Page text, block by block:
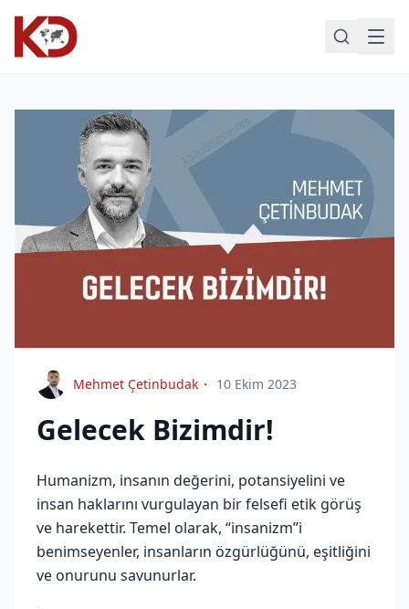
Mehmet Çetinbudak 10 Ekim 2023
Gelecek Bizimdir!
Humanizm, insanın değerini, potansiyelini ve
insan haklarını vurgulayan bir felsefi etik görüş
ve harekettir. Temel olarak, “insanizm”i
benimseyenler, insanların özgürlüğünü, eşitliğini
ve onurunu savunurlar.